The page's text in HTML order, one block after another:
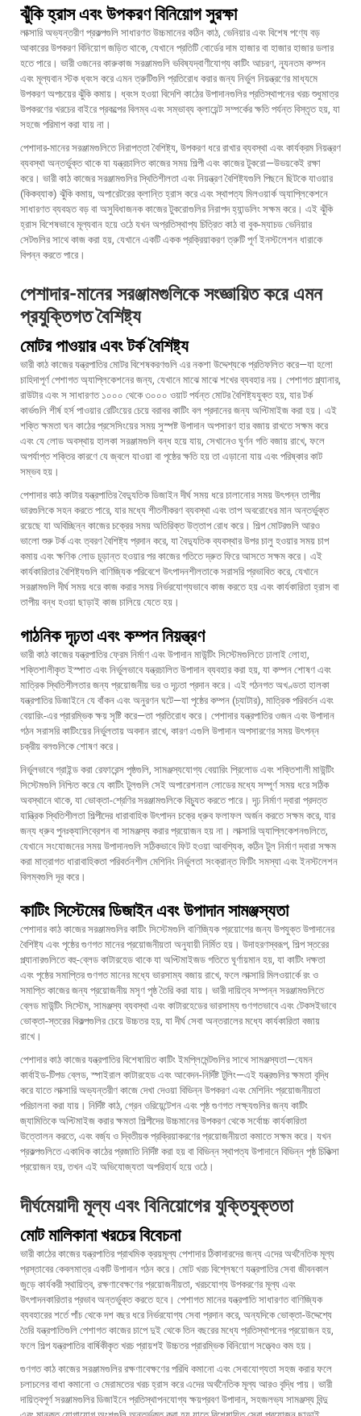
ঝুঁকি হ্রাস এবং উপকরণ বিনিয়োগ সুরক্ষা
লাক্সারি অভ্যন্তরীণ প্রকল্পগুলি সাধারণত উচ্চমানের কঠিন কাঠ, ভেনিয়ার এবং বিশেষ পণ্যে বড়
আকারের উপকরণ বিনিয়োগ জড়িত থাকে, যেখানে প্রতিটি বোর্ডের দাম হাজার বা হাজার হাজার ডলার
হতে পারে। ভারী ওজনের কারুকাজ সরঞ্জামগুলি ভবিষ্যদ্বাণীযোগ্য কাটিং আচরণ, ন্যূনতম কম্পন
এবং মূল্যবান স্টক ধ্বংস করে এমন ত্রুটিগুলি প্রতিরোধ করার জন্য নির্ভুল নিয়ন্ত্রণের মাধ্যমে
উপকরণ অপচয়ের ঝুঁকি কমায়। ধ্বংস হওয়া বিদেশি কাঠের উপাদানগুলির প্রতিস্থাপনের খরচ শুধুমাত্র
উপকরণের খরচের বাইরে প্রকল্পের বিলম্ব এবং সম্ভাব্য ক্লায়েন্ট সম্পর্কের ক্ষতি পর্যন্ত বিস্তৃত হয়, যা
সহজে পরিমাপ করা যায় না।
পেশাদার-মানের সরঞ্জামগুলিতে নিরাপত্তা বৈশিষ্ট্য, উপকরণ ধরে রাখার ব্যবস্থা এবং কার্যক্রম নিয়ন্ত্রণ
ব্যবস্থা অন্তর্ভুক্ত থাকে যা যন্ত্রচালিত কাজের সময় শিল্পী এবং কাজের টুকরো—উভয়কেই রক্ষা
করে। ভারী কাঠ কাজের সরঞ্জামগুলির স্থিতিশীলতা এবং নিয়ন্ত্রণ বৈশিষ্ট্যগুলি পিছনে ছিটকে যাওয়ার
(কিকব্যাক) ঝুঁকি কমায়, অপারেটরের ক্লান্তি হ্রাস করে এবং স্থাপত্য মিলওয়ার্ক অ্যাপ্লিকেশনে
সাধারণত ব্যবহৃত বড় বা অসুবিধাজনক কাজের টুকরোগুলির নিরাপদ হ্যান্ডলিং সক্ষম করে। এই ঝুঁকি
হ্রাস বিশেষভাবে মূল্যবান হয়ে ওঠে যখন অপ্রতিস্থাপ্য চিত্রিত কাঠ বা বুক-ম্যাচড ভেনিয়ার
সেটগুলির সাথে কাজ করা হয়, যেখানে একটি একক প্রক্রিয়াকরণ ত্রুটি পূর্ণ ইনস্টলেশন ধারাকে
বিপন্ন করতে পারে।
পেশাদার-মানের সরঞ্জামগুলিকে সংজ্ঞায়িত করে এমন
প্রযুক্তিগত বৈশিষ্ট্য
মোটর পাওয়ার এবং টর্ক বৈশিষ্ট্য
ভারী কাঠ কাজের যন্ত্রপাতির মোটর বিশেষকরণগুলি এর নকশা উদ্দেশ্যকে প্রতিফলিত করে—যা হলো
চাহিদাপূর্ণ পেশাগত অ্যাপ্লিকেশনের জন্য, যেখানে মাঝে মাঝে শখের ব্যবহার নয়। পেশাগত প্ল্যানার,
রাউটার এবং স সাধারণত ১০০০ থেকে ৩০০০ ওয়াট পর্যন্ত মোটর বৈশিষ্ট্যযুক্ত হয়, যার টর্ক
কার্ভগুলি শীর্ষ হর্স পাওয়ার রেটিংয়ের চেয়ে বরাবর কাটিং বল প্রদানের জন্য অপ্টিমাইজ করা হয়। এই
শক্তি ক্ষমতা ঘন কাঠের প্রসেসিংয়ের সময় সুস্পষ্ট উপাদান অপসারণ হার বজায় রাখতে সক্ষম করে
এবং যে লোড অবস্থায় হালকা সরঞ্জামগুলি বন্ধ হয়ে যায়, সেখানেও ঘূর্ণন গতি বজায় রাখে, ফলে
অপর্যাপ্ত শক্তির কারণে যে জ্বলে যাওয়া বা পৃষ্ঠের ক্ষতি হয় তা এড়ানো যায় এবং পরিষ্কার কাট
সম্ভব হয়।
পেশাদার কাঠ কাটার যন্ত্রপাতির বৈদ্যুতিক ডিজাইন দীর্ঘ সময় ধরে চালানোর সময় উৎপন্ন তাপীয়
ভারগুলিকে সহন করতে পারে, যার মধ্যে শীতলীকরণ ব্যবস্থা এবং তাপ অবরোধের মান অন্তর্ভুক্ত
রয়েছে যা অবিচ্ছিন্ন কাজের চক্রের সময় অতিরিক্ত উত্তাপ রোধ করে। শিল্প মোটরগুলি আরও
ভালো শুরু টর্ক এবং ত্বরণ বৈশিষ্ট্য প্রদান করে, যা বৈদ্যুতিক ব্যবস্থার উপর চালু হওয়ার সময় চাপ
কমায় এবং ক্ষণিক লোড চূড়ান্ত হওয়ার পর কাজের গতিতে দ্রুত ফিরে আসতে সক্ষম করে। এই
কার্যকারিতার বৈশিষ্ট্যগুলি বাণিজ্যিক পরিবেশে উৎপাদনশীলতাকে সরাসরি প্রভাবিত করে, যেখানে
সরঞ্জামগুলি দীর্ঘ সময় ধরে কাজ করার সময় নির্ভরযোগ্যভাবে কাজ করতে হয় এবং কার্যকারিতা হ্রাস বা
তাপীয় বন্ধ হওয়া ছাড়াই কাজ চালিয়ে যেতে হয়।
গাঠনিক দৃঢ়তা এবং কম্পন নিয়ন্ত্রণ
ভারী কাঠ কাজের যন্ত্রপাতির ফ্রেম নির্মাণ এবং উপাদান মাউন্টিং সিস্টেমগুলিতে ঢালাই লোহা,
শক্তিশালীকৃত ইস্পাত এবং নির্ভুলভাবে যন্ত্রচালিত উপাদান ব্যবহার করা হয়, যা কম্পন শোষণ এবং
মাত্রিক স্থিতিশীলতার জন্য প্রয়োজনীয় ভর ও দৃঢ়তা প্রদান করে। এই গঠনগত অখণ্ডতা হালকা
যন্ত্রপাতির ডিজাইনে যে বাঁকন এবং অনুরণন ঘটে—যা পৃষ্ঠের কম্পন (চ্যাটার), মাত্রিক পরিবর্তন এবং
বেয়ারিং-এর প্রারম্ভিক ক্ষয় সৃষ্টি করে—তা প্রতিরোধ করে। পেশাদার যন্ত্রপাতির ওজন এবং উপাদান
গঠন সরাসরি কাটিংয়ের নির্ভুলতায় অবদান রাখে, কারণ এগুলি উপাদান অপসারণের সময় উৎপন্ন
চক্রীয় বলগুলিকে শোষণ করে।
নির্ভুলভাবে গ্রাইন্ড করা রেফারেন্স পৃষ্ঠগুলি, সামঞ্জস্যযোগ্য বেয়ারিং প্রিলোড এবং শক্তিশালী মাউন্টিং
সিস্টেমগুলি নিশ্চিত করে যে কাটিং টুলগুলি সেই অপারেশনাল লোডের মধ্যে সম্পূর্ণ সময় ধরে সঠিক
অবস্থানে থাকে, যা ভোক্তা-শ্রেণির সরঞ্জামগুলিকে বিচ্যুত করতে পারে। দৃঢ় নির্মাণ দ্বারা প্রদত্ত
যান্ত্রিক স্থিতিশীলতা শিল্পীদের ধারাবাহিক উৎপাদন চক্রে ধ্রুব ফলাফল অর্জন করতে সক্ষম করে, যার
জন্য ধ্রুব পুনঃক্যালিব্রেশন বা সামঞ্জস্য করার প্রয়োজন হয় না। লাক্সারি অ্যাপ্লিকেশনগুলিতে,
যেখানে সংযোজনের সময় উপাদানগুলি সঠিকভাবে ফিট হওয়া আবশ্যিক, কঠিন টুল নির্মাণ দ্বারা সক্ষম
করা মাত্রাগত ধারাবাহিকতা পরিবর্তনশীল মেশিনিং নির্ভুলতা সংক্রান্ত ফিটিং সমস্যা এবং ইনস্টলেশন
বিলম্বগুলি দূর করে।
কাটিং সিস্টেমের ডিজাইন এবং উপাদান সামঞ্জস্যতা
পেশাদার কাঠ কাজের সরঞ্জামগুলির কাটিং সিস্টেমগুলি বাণিজ্যিক প্রয়োগের জন্য উপযুক্ত উপাদানের
বৈশিষ্ট্য এবং পৃষ্ঠের গুণগত মানের প্রয়োজনীয়তা অনুযায়ী নির্মিত হয়। উদাহরণস্বরূপ, শিল্প স্তরের
প্ল্যানারগুলিতে বহু-ব্লেড কাটারহেড থাকে যা অপ্টিমাইজড গতিতে ঘূর্ণায়মান হয়, যা কাটিং দক্ষতা
এবং পৃষ্ঠের সমাপ্তির গুণগত মানের মধ্যে ভারসাম্য বজায় রাখে, ফলে লাক্সারি মিলওয়ার্কে রং ও
সমাপ্তি কাজের জন্য প্রয়োজনীয় মসৃণ পৃষ্ঠ তৈরি করা যায়। ভারী দায়িত্ব সম্পন্ন সরঞ্জামগুলিতে
ব্লেড মাউন্টিং সিস্টেম, সামঞ্জস্য ব্যবস্থা এবং কাটারহেডের ভারসাম্য গুণগতভাবে এবং টেকসইভাবে
ভোক্তা-স্তরের বিকল্পগুলির চেয়ে উচ্চতর হয়, যা দীর্ঘ সেবা অন্তরালের মধ্যে কার্যকারিতা বজায়
রাখে।
পেশাদার কাঠ কাজের যন্ত্রপাতির বিশেষায়িত কাটিং ইমপ্লিমেন্টগুলির সাথে সামঞ্জস্যতা—যেমন
কার্বাইড-টিপড ব্লেড, স্পাইরাল কাটারহেড এবং আবেদন-নির্দিষ্ট টুলিং—এই যন্ত্রগুলির ক্ষমতা বৃদ্ধি
করে যাতে লাক্সারি অভ্যন্তরীণ কাজে দেখা দেওয়া বিভিন্ন উপকরণ এবং মেশিনিং প্রয়োজনীয়তা
পরিচালনা করা যায়। নির্দিষ্ট কাঠ, গ্রেন ওরিয়েন্টেশন এবং পৃষ্ঠ গুণগত লক্ষ্যগুলির জন্য কাটিং
জ্যামিতিকে অপ্টিমাইজ করার ক্ষমতা শিল্পীদের উচ্চমানের উপকরণ থেকে সর্বোচ্চ কার্যকারিতা
উত্তোলন করতে, এবং বর্জ্য ও দ্বিতীয়ক প্রক্রিয়াকরণের প্রয়োজনীয়তা কমাতে সক্ষম করে। যখন
প্রকল্পগুলিতে একাধিক কাঠের প্রজাতি নির্দিষ্ট করা হয় বা বিভিন্ন স্থাপত্য উপাদানে বিভিন্ন পৃষ্ঠ চিকিত্সা
প্রয়োজন হয়, তখন এই অভিযোজ্যতা অপরিহার্য হয়ে ওঠে।
দীর্ঘমেয়াদী মূল্য এবং বিনিয়োগের যুক্তিযুক্ততা
মোট মালিকানা খরচের বিবেচনা
ভারী কাঠের কাজের যন্ত্রপাতির প্রাথমিক ক্রয়মূল্য পেশাদার ঠিকাদারদের জন্য এদের অর্থনৈতিক মূল্য
প্রস্তাবের কেবলমাত্র একটি উপাদান গঠন করে। মোট খরচ বিশ্লেষণে যন্ত্রপাতির সেবা জীবনকাল
জুড়ে কার্যকরী স্থায়িত্ব, রক্ষণাবেক্ষণের প্রয়োজনীয়তা, খরচযোগ্য উপকরণের মূল্য এবং
উৎপাদনকারিতার প্রভাব অন্তর্ভুক্ত করতে হবে। পেশাগত মানের যন্ত্রপাতি সাধারণত বাণিজ্যিক
ব্যবহারের শর্তে পাঁচ থেকে দশ বছর ধরে নির্ভরযোগ্য সেবা প্রদান করে, অন্যদিকে ভোক্তা-উদ্দেশ্যে
তৈরি যন্ত্রপাতিগুলি পেশাগত কাজের চাপে দুই থেকে তিন বছরের মধ্যে প্রতিস্থাপনের প্রয়োজন হয়,
ফলে শিল্প যন্ত্রপাতির বার্ষিকীকৃত খরচ প্রায়শই উচ্চতর প্রারম্ভিক বিনিয়োগ সত্ত্বেও কম হয়।
গুণগত কাঠ কাজের সরঞ্জামগুলির রক্ষণাবেক্ষণের পরিধি কমানো এবং সেবাযোগ্যতা সহজ করার ফলে
চলাচলের বাধা কমানো ও মেরামতের খরচ হ্রাস করে এদের অর্থনৈতিক মূল্য আরও বৃদ্ধি পায়। ভারী
দায়িত্বপূর্ণ সরঞ্জামগুলির ডিজাইনে প্রতিস্থাপনযোগ্য ক্ষয়প্রবণ উপাদান, সহজলভ্য সামঞ্জস্য বিন্দু